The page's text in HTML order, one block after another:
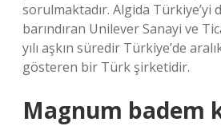
sorulmaktadır. Algida Türkiye’yi
barındıran Unilever Sanayi ve
yılı aşkın süredir Türkiye’de
gösteren bir Türk şirketidir.
Magnum badem